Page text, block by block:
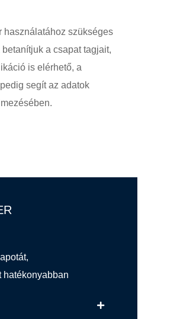
használatához szükséges
a csapat tagjait,
is elérhető, a
segít az adatok
hatékonyabban